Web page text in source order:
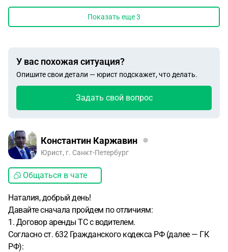
Показать еще3
У вас похожая ситуация?
Опишите свои детали — юрист подскажет, что делать.
Задать свой вопрос
Константин Каржавин
Юрист, г. Санкт-Петербург
Общаться в чате
Наталия, добрый день!
Давайте сначала пройдем по отличиям:
1. Договор аренды ТС с водителем.
Согласно ст. 632 Гражданского кодекса РФ (далее — ГК
РФ):